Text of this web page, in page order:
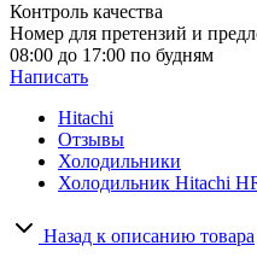
Контроль качества
Номер для претензий и
08:00 до 17:00 по будням
Написать
Hitachi
Отзывы
Холодильники
Холодильник Hitachi
Назад к описанию товара